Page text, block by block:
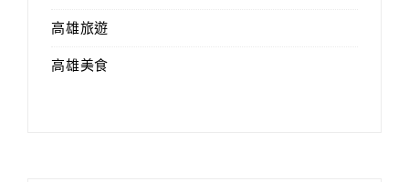
高雄旅遊
高雄美食